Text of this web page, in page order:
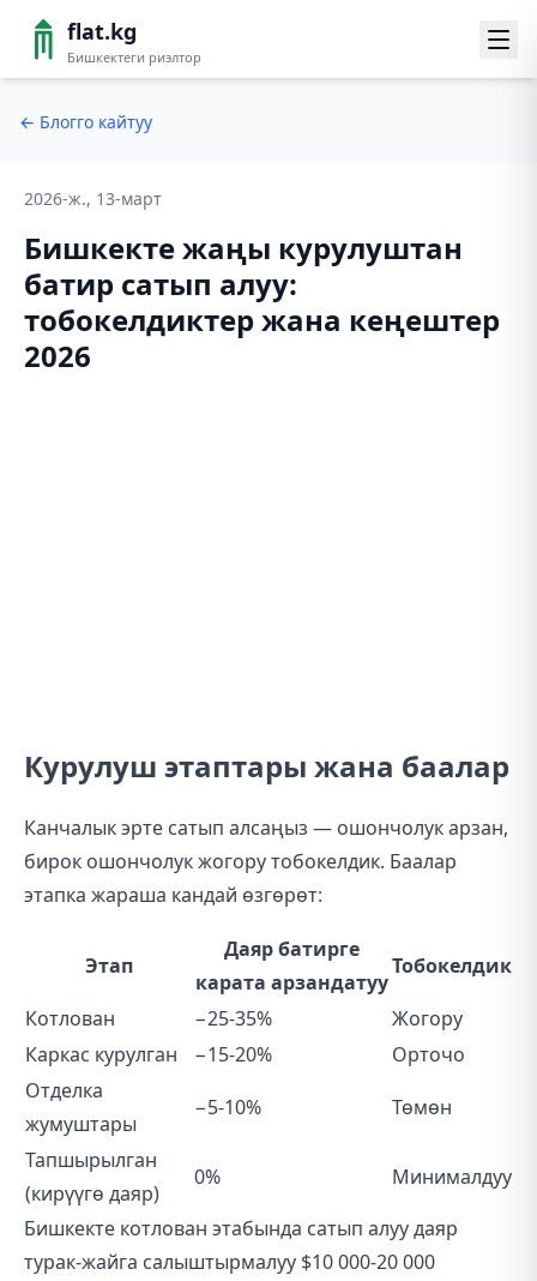
flat.kg
Бишкектеги риэлтор
← Блогго кайтуу
2026-ж., 13-март
Бишкекте жаңы курулуштан
батир сатып алуу:
тобокелдиктер жана кеңештер
2026
Курулуш этаптары жана баалар
Канчалык эрте сатып алсаңыз — ошончолук арзан,
бирок ошончолук жогору тобокелдик. Баалар
этапка жараша кандай өзгөрөт:
Этап
Даяр батирге
карата арзандатуу
Тобокелдик
Котлован
−25-35%
Жогору
Каркас курулган
−15-20%
Орточо
Отделка
жумуштары
−5-10%
Төмөн
Тапшырылган
(кирүүгө даяр)
0%
Минималдуу
Бишкекте котлован этабында сатып алуу даяр
турак-жайга салыштырмалуу $10 000-20 000